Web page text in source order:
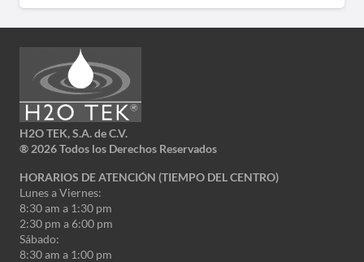
H2O TEK, S.A. de C.V.
® 2026 Todos los Derechos Reservados
HORARIOS DE ATENCIÓN (TIEMPO DEL CENTRO)
Lunes a Viernes:
8:30 am a 1:30 pm
2:30 pm a 6:00 pm
Sábado:
8:30 am a 1:00 pm